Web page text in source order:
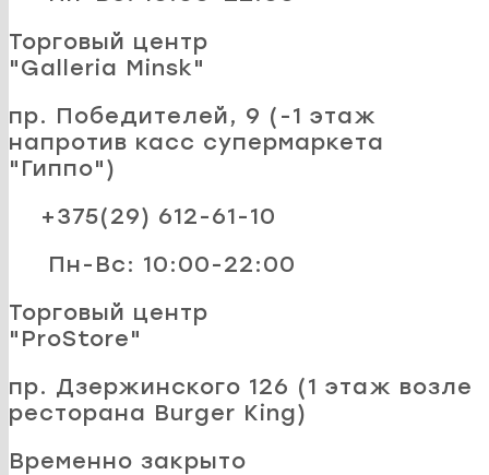
Торговый центр
"Galleria Minsk"
пр. Победителей, 9 (-1 этаж
напротив касс супермаркета
"Гиппо")
+375(29) 612-61-10
Пн-Вс: 10:00-22:00
Торговый центр
"ProStore"
пр. Дзержинского 126 (1 этаж возле
ресторана Burger King)
Временно закрыто